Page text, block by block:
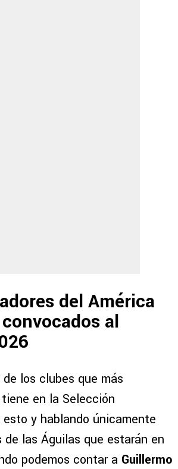
del América
al
los clubes que más
en la Selección
y hablando únicamente
de las Águilas que estarán en
podemos contar a Guillermo